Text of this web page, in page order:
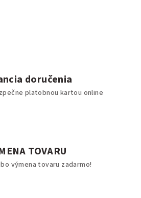
doručenia
platobnou kartou online
TOVARU
výmena tovaru zadarmo!